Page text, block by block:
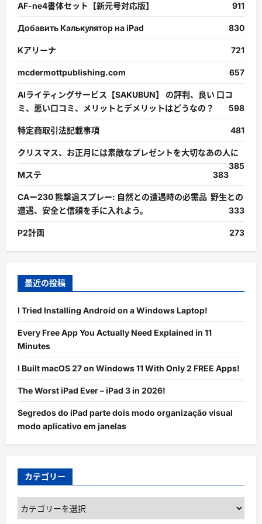
AF-ne4書体セット【新元号対応版】 911
Добавить Калькулятор на iPad 830
Kアリーナ 721
mcdermottpublishing.com 657
AIライティングサービス【SAKUBUN】 の評判、良い 口コ
ミ、悪い口コミ、メリットとデメリットはどうなの？
598
特定商取引法記載事項 481
クリスマス、お正月には素敵なプレゼントを大切なあの人に
385
Mステ
383
CAー230 熊撃退スプレー: 自然との遭遇時の必需品 野生との
遭遇、安全と信頼を手に入れよう。
333
P2計画 273
最近の投稿
I Tried Installing Android on a Windows Laptop!
Every Free App You Actually Need Explained in 11
Minutes
I Built macOS 27 on Windows 11 With Only 2 FREE Apps!
The Worst iPad Ever – iPad 3 in 2026!
Segredos do iPad parte dois modo organização visual
modo aplicativo em janelas
カテゴリー
カ
テ